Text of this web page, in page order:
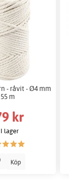
- råvit - Ø4 mm
m
kr
I lager
Köp